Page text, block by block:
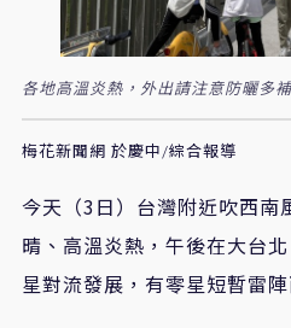
各地高溫炎熱，外出請注意防曬多
梅花新聞網 於慶中/綜合報導
今天（3日）台灣附近吹西南
晴、高溫炎熱，午後在大台
星對流發展，有零星短暫雷陣